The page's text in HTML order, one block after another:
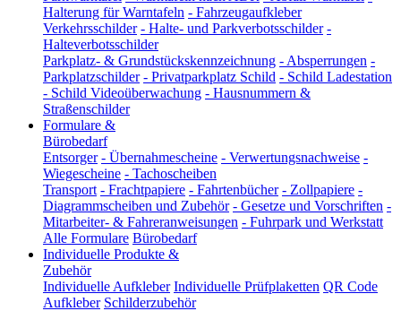
Halterung für Warntafeln - Fahrzeugaufkleber
Verkehrsschilder - Halte- und Parkverbotsschilder -
Halteverbotsschilder
Parkplatz- & Grundstückskennzeichnung - Absperrungen -
Parkplatzschilder - Privatparkplatz Schild - Schild Ladestation
- Schild Videoüberwachung - Hausnummern &
Straßenschilder
Formulare &
Bürobedarf
Entsorger - Übernahmescheine - Verwertungsnachweise -
Wiegescheine - Tachoscheiben
Transport - Frachtpapiere - Fahrtenbücher - Zollpapiere -
Diagrammscheiben und Zubehör - Gesetze und Vorschriften -
Mitarbeiter- & Fahreranweisungen - Fuhrpark und Werkstatt
Alle Formulare Bürobedarf
Individuelle Produkte &
Zubehör
Individuelle Aufkleber Individuelle Prüfplaketten QR Code
Aufkleber Schilderzubehör